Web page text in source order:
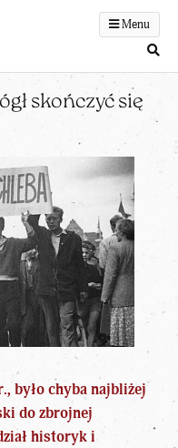
Menu
skończyć się
było chyba najbliżej
do zbrojnej
historyk i